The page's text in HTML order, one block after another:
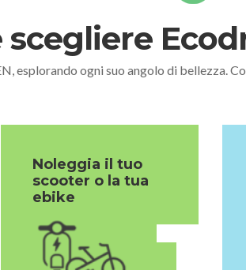
scegliere
esplorando ogni suo angolo di bellezza.
Noleggia il tuo
scooter o la tua
ebike